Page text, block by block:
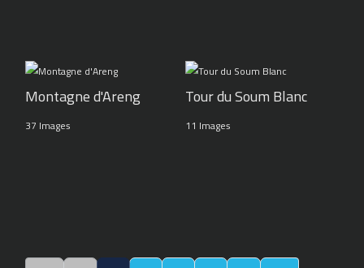
Montagne d'Areng
37 Images
Tour du Soum Blanc
11 Images